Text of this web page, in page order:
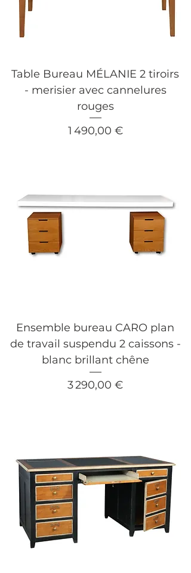
Table Bureau MÉLANIE 2 tiroirs
- merisier avec cannelures
rouges
Prix
1 490,00 €
Ensemble bureau CARO plan
de travail suspendu 2 caissons -
blanc brillant chêne
Prix
3 290,00 €